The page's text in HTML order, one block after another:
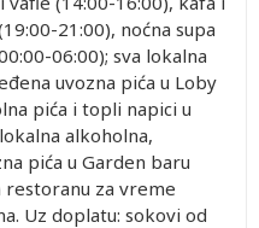
21:00), noćna supa
06:00); sva lokalna
uvozna pića u Loby
pića i topli napici u
alkoholna,
pića u Garden baru
restoranu za vreme
Uz doplatu: sokovi od